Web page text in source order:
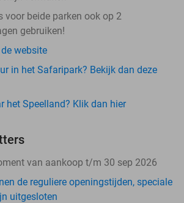
voor beide parken ook op 2
gebruiken!
website
in het Safaripark? Bekijk dan deze
het Speelland? Klik dan hier
van aankoop t/m 30 sep 2026
de reguliere openingstijden, speciale
uitgesloten